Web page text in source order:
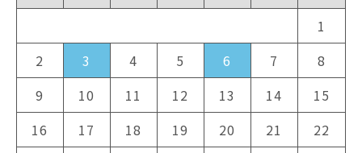
1
2
3 4 5 6 7
8
9
10 11 12 13 14
15
16
17 18 19 20 21
22